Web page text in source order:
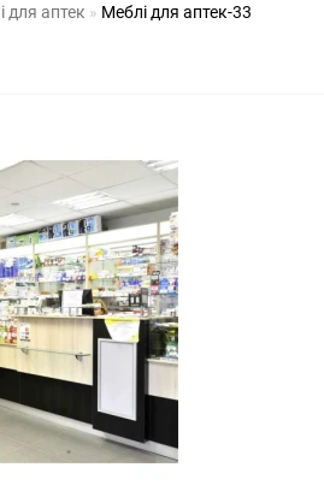
для аптек Меблі для аптек-33